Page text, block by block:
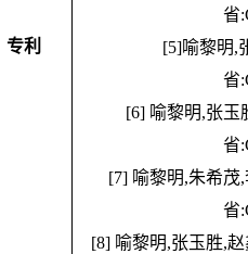
专利
省
[5]喻黎明,
省
[6] 喻黎明,张玉
省
[7] 喻黎明,朱希茂
省
[8] 喻黎明,张玉胜,